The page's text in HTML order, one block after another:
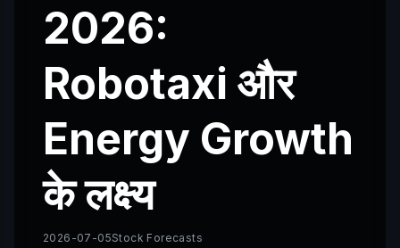
2026:
Robotaxi और
Energy Growth
के लक्ष्य
2026-07-05Stock Forecasts